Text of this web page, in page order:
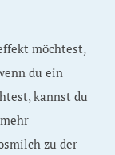
möchtest,
du ein
kannst du
zu der